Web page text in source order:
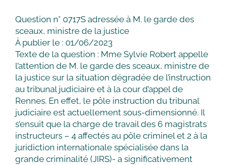
Question n° 0717S adressée à M. le garde des
sceaux, ministre de la justice
À publier le : 01/06/2023
Texte de la question : Mme Sylvie Robert appelle
l’attention de M. le garde des sceaux, ministre de
la justice sur la situation dégradée de l’instruction
au tribunal judiciaire et à la cour d’appel de
Rennes. En effet, le pôle instruction du tribunal
judiciaire est actuellement sous-dimensionné. Il
s’ensuit que la charge de travail des 6 magistrats
instructeurs – 4 affectés au pôle criminel et 2 à la
juridiction internationale spécialisée dans la
grande criminalité (JIRS)- a significativement